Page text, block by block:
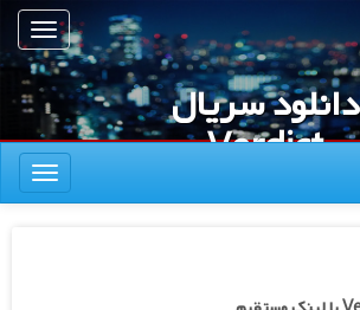
ناوبری
دانلود سریال
Verdict
ناوبری